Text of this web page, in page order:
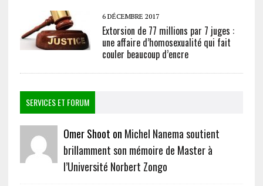
6 DÉCEMBRE 2017
Extorsion de 77 millions par 7 juges :
une affaire d’homosexualité qui fait
couler beaucoup d’encre
SERVICES ET FORUM
Omer Shoot on Michel Nanema soutient
brillamment son mémoire de Master à
l’Université Norbert Zongo